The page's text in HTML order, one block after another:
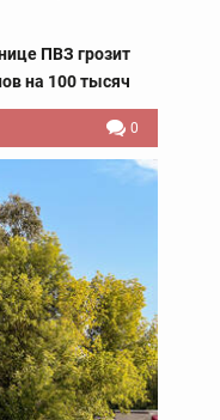
ПВЗ грозит
на 100 тысяч
0